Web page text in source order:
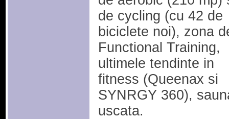
de cycling (cu 42 de
biciclete noi), zona
Functional Training,
ultimele tendinte in
fitness (Queenax si
SYNRGY 360),
uscata.